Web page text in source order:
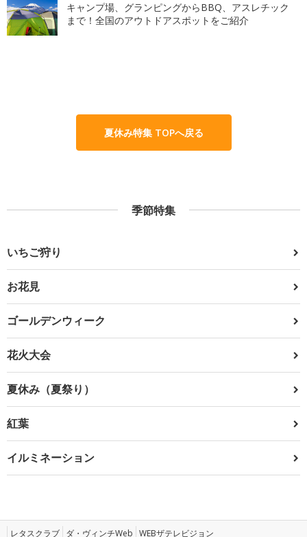
キャンプ場、グランピングからBBQ、アスレチック
まで！全国のアウトドアスポットをご紹介
夏休み特集 TOPへ戻る
季節特集
いちご狩り
お花見
ゴールデンウィーク
花火大会
夏休み（夏祭り）
紅葉
イルミネーション
レタスクラブ ダ・ヴィンチWeb WEBザテレビジョン